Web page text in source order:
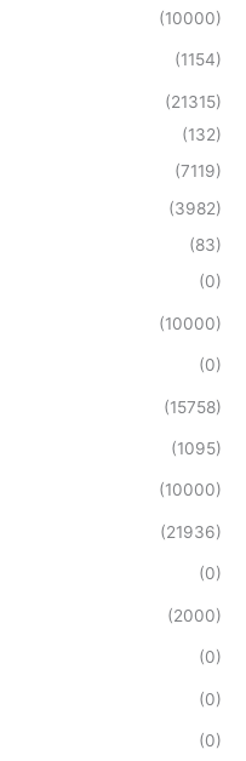
(10000)
(1154)
(21315)
(132)
(7119)
(3982)
(83)
(0)
(10000)
(0)
(15758)
(1095)
(10000)
(21936)
(0)
(2000)
(0)
(0)
(0)